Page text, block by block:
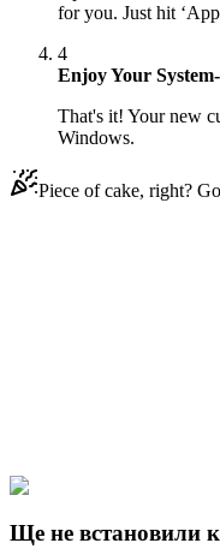
for you. Just hit
4
Enjoy Your
That's it! Your new
Windows.
Piece of cake, right?
Музика
Ще не встановили